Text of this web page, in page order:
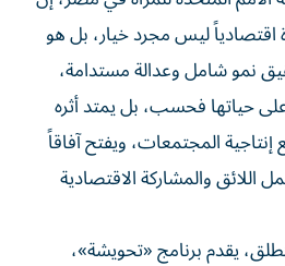
اقتصادياً ليس مجرد خيار، بل هو
نمو شامل وعدالة مستدامة،
حياتها فحسب، بل يمتد أثره
إنتاجية المجتمعات، ويفتح آفاقاً
اللائق والمشاركة الاقتصادية
يقدم برنامج «تحويشة»،